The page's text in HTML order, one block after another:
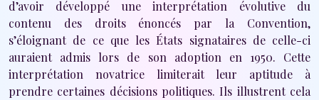
d’avoir développé une interprétation évolutive du
contenu des droits énoncés par la Convention,
s’éloignant de ce que les États signataires de celle-ci
auraient admis lors de son adoption en 1950. Cette
interprétation novatrice limiterait leur aptitude à
prendre certaines décisions politiques. Ils illustrent cela